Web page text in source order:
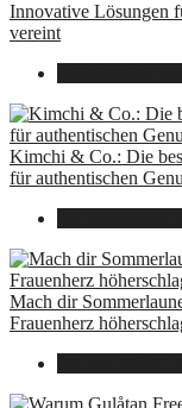
Innovative Lösungen
vereint
Kimchi & Co.: Die
für authentischen
Mach dir
Frauenherz